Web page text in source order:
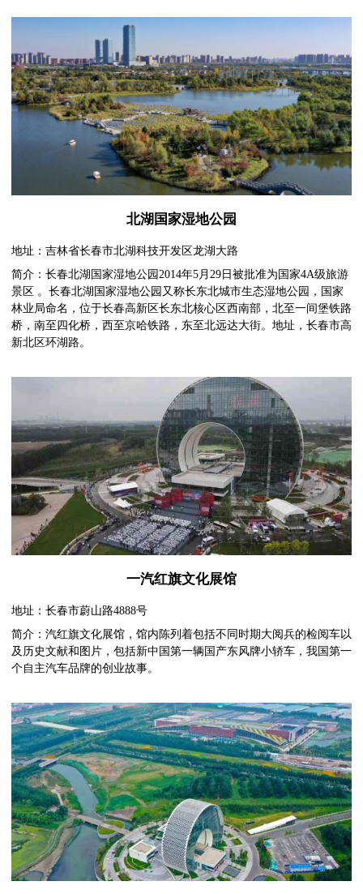
北湖国家湿地公园
地址：吉林省长春市北湖科技开发区龙湖大路
简介：长春北湖国家湿地公园2014年5月29日被批准为国家4A级旅游
景区 。长春北湖国家湿地公园又称长东北城市生态湿地公园，国家
林业局命名，位于长春高新区长东北核心区西南部，北至一间堡铁路
桥，南至四化桥，西至京哈铁路，东至北远达大街。地址，长春市高
新北区环湖路。
一汽红旗文化展馆
地址：长春市蔚山路4888号
简介：汽红旗文化展馆，馆内陈列着包括不同时期大阅兵的检阅车以
及历史文献和图片，包括新中国第一辆国产东风牌小轿车，我国第一
个自主汽车品牌的创业故事。